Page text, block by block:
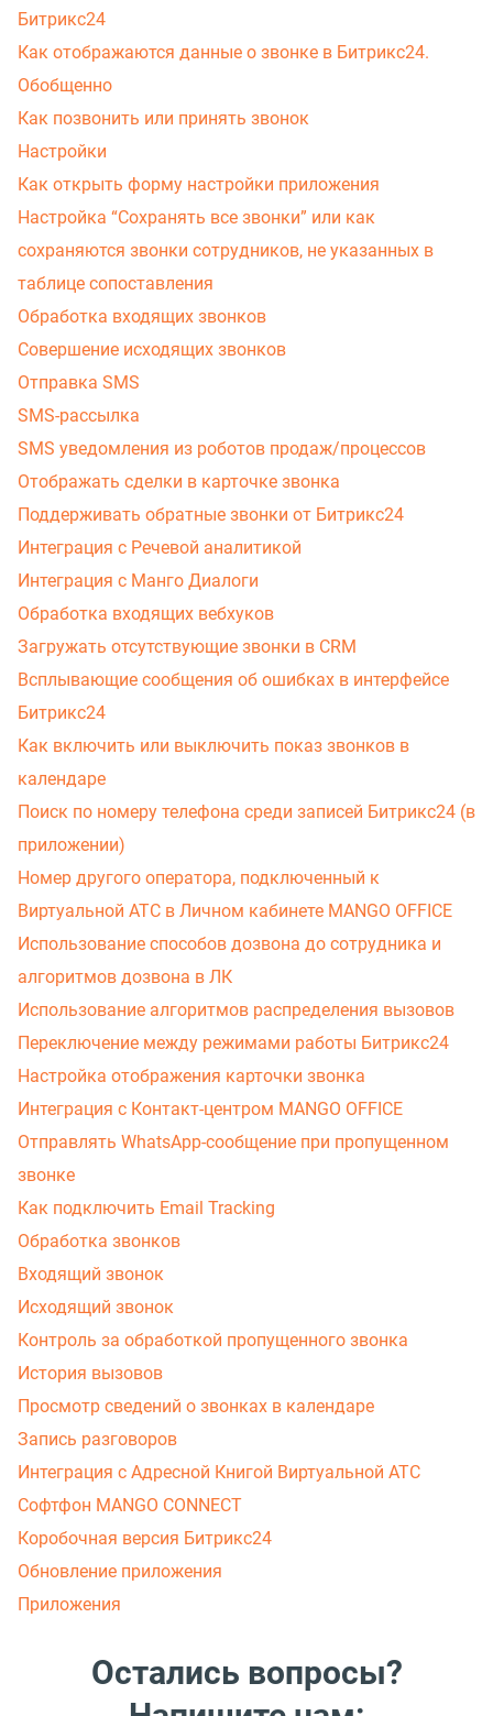
Битрикс24
Как отображаются данные о звонке в Битрикс24.
Обобщенно
Как позвонить или принять звонок
Настройки
Как открыть форму настройки приложения
Настройка “Сохранять все звонки” или как
сохраняются звонки сотрудников, не указанных в
таблице сопоставления
Обработка входящих звонков
Совершение исходящих звонков
Отправка SMS
SMS-рассылка
SMS уведомления из роботов продаж/процессов
Отображать сделки в карточке звонка
Поддерживать обратные звонки от Битрикс24
Интеграция с Речевой аналитикой
Интеграция с Манго Диалоги
Обработка входящих вебхуков
Загружать отсутствующие звонки в CRM
Всплывающие сообщения об ошибках в интерфейсе
Битрикс24
Как включить или выключить показ звонков в
календаре
Поиск по номеру телефона среди записей Битрикс24 (в
приложении)
Номер другого оператора, подключенный к
Виртуальной АТС в Личном кабинете MANGO OFFICE
Использование способов дозвона до сотрудника и
алгоритмов дозвона в ЛК
Использование алгоритмов распределения вызовов
Переключение между режимами работы Битрикс24
Настройка отображения карточки звонка
Интеграция с Контакт-центром MANGO OFFICE
Отправлять WhatsApp-сообщение при пропущенном
звонке
Как подключить Email Tracking
Обработка звонков
Входящий звонок
Исходящий звонок
Контроль за обработкой пропущенного звонка
История вызовов
Просмотр сведений о звонках в календаре
Запись разговоров
Интеграция с Адресной Книгой Виртуальной АТС
Софтфон MANGO CONNECT
Коробочная версия Битрикс24
Обновление приложения
Приложения
Остались вопросы?